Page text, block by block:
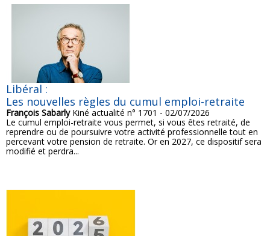
Libéral :
Les nouvelles règles du cumul emploi-retraite
François SabarlyKiné actualité n° 1701 - 02/07/2026
Le cumul emploi-retraite vous permet, si vous êtes retraité, de
reprendre ou de poursuivre votre activité professionnelle tout en
percevant votre pension de retraite. Or en 2027, ce dispositif sera
modifié et perdra...